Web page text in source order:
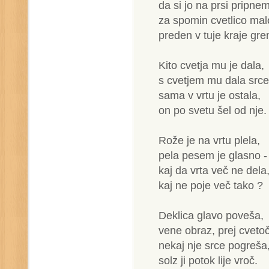
da si jo na prsi
za spomin cvetlico
preden v tuje kraje
Kito cvetja mu je dala,
s cvetjem mu dala
sama v vrtu je ostala,
on po svetu šel od nje.
Rože je na vrtu plela,
pela pesem je glasno -
kaj da vrta več ne dela,
kaj ne poje več tako ?
Deklica glavo poveša,
vene obraz, prej
nekaj nje srce pogreša,
solz ji potok lije vroč.